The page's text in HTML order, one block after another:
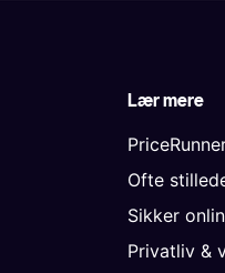
Lær mere
Ofte
Sikker
Privatliv &